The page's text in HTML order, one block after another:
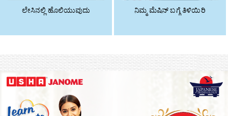
ಲೇಸಿನಲ್ಲಿ ಹೊಲಿಯುವುದು ನಿಮ್ಮ ಮೆಷಿನ್ ಬಗ್ಗೆ ತಿಳಿಯಿರಿ